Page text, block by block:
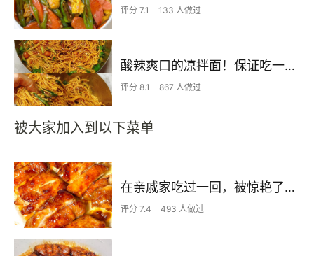
评分 7.1 133 人做过
酸辣爽口的凉拌面！保证吃一次就上瘾
评分 8.1 867 人做过
被大家加入到以下菜单
在亲戚家吃过一回，被惊艳了…
评分 7.4 493 人做过